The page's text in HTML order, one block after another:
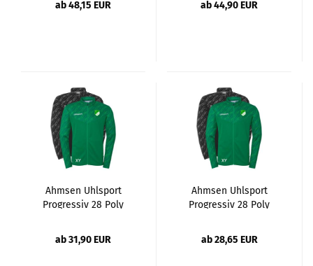
ab 48,15 EUR
ab 44,90 EUR
Ahmsen Uhlsport
Progressiv 28 Poly
ab 31,90 EUR
Ahmsen Uhlsport
Progressiv 28 Poly
ab 28,65 EUR